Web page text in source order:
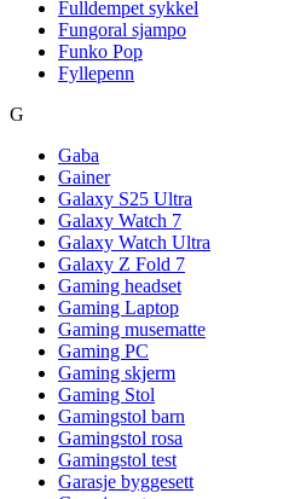
Fulldempet sykkel
Fungoral sjampo
Funko Pop
Fyllepenn
G
Gaba
Gainer
Galaxy S25 Ultra
Galaxy Watch 7
Galaxy Watch Ultra
Galaxy Z Fold 7
Gaming headset
Gaming Laptop
Gaming musematte
Gaming PC
Gaming skjerm
Gaming Stol
Gamingstol barn
Gamingstol rosa
Gamingstol test
Garasje byggesett